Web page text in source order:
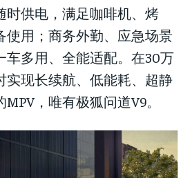
时供电，满足咖啡机、烤
使用；商务外勤、应急场景
车多用、全能适配。在30万
实现长续航、低能耗、超静
，唯有极狐问道V9。